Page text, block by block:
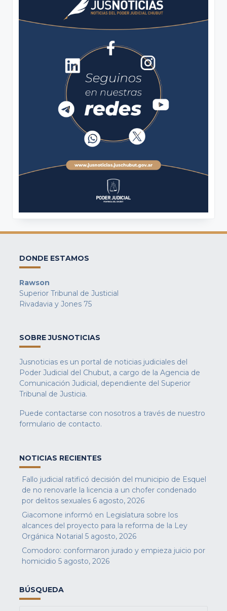
DONDE ESTAMOS
Rawson
Superior Tribunal de Justicial
Rivadavia y Jones 75
SOBRE JUSNOTICIAS
Jusnoticias es un portal de noticias judiciales del
Poder Judicial del Chubut, a cargo de la Agencia de
Comunicación Judicial, dependiente del Superior
Tribunal de Justicia.
Puede contactarse con nosotros a través de nuestro
formulario de contacto.
NOTICIAS RECIENTES
Fallo judicial ratificó decisión del municipio de Esquel
de no renovarle la licencia a un chofer condenado
por delitos sexuales 6 agosto, 2026
Giacomone informó en Legislatura sobre los
alcances del proyecto para la reforma de la Ley
Orgánica Notarial 5 agosto, 2026
Comodoro: conformaron jurado y empieza juicio por
homicidio 5 agosto, 2026
BÚSQUEDA